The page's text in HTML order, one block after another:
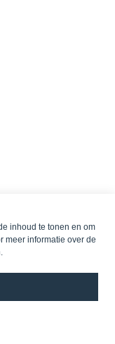
inhoud te tonen en om
meer informatie over de